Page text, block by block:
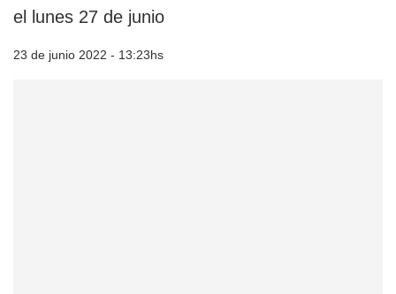
el lunes 27 de junio
23 de junio 2022 - 13:23hs